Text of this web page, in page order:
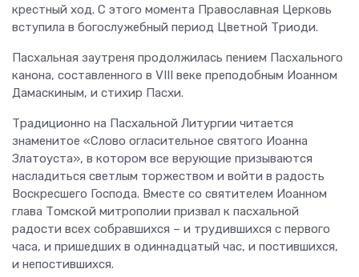
крестный ход. С этого момента Православная Церковь
вступила в богослужебный период Цветной Триоди.
Пасхальная заутреня продолжилась пением Пасхального
канона, составленного в VIII веке преподобным Иоанном
Дамаскиным, и стихир Пасхи.
Традиционно на Пасхальной Литургии читается
знаменитое «Слово огласительное святого Иоанна
Златоуста», в котором все верующие призываются
насладиться светлым торжеством и войти в радость
Воскресшего Господа. Вместе со святителем Иоанном
глава Томской митрополии призвал к пасхальной
радости всех собравшихся – и трудившихся с первого
часа, и пришедших в одиннадцатый час, и постившихся,
и непостившихся.